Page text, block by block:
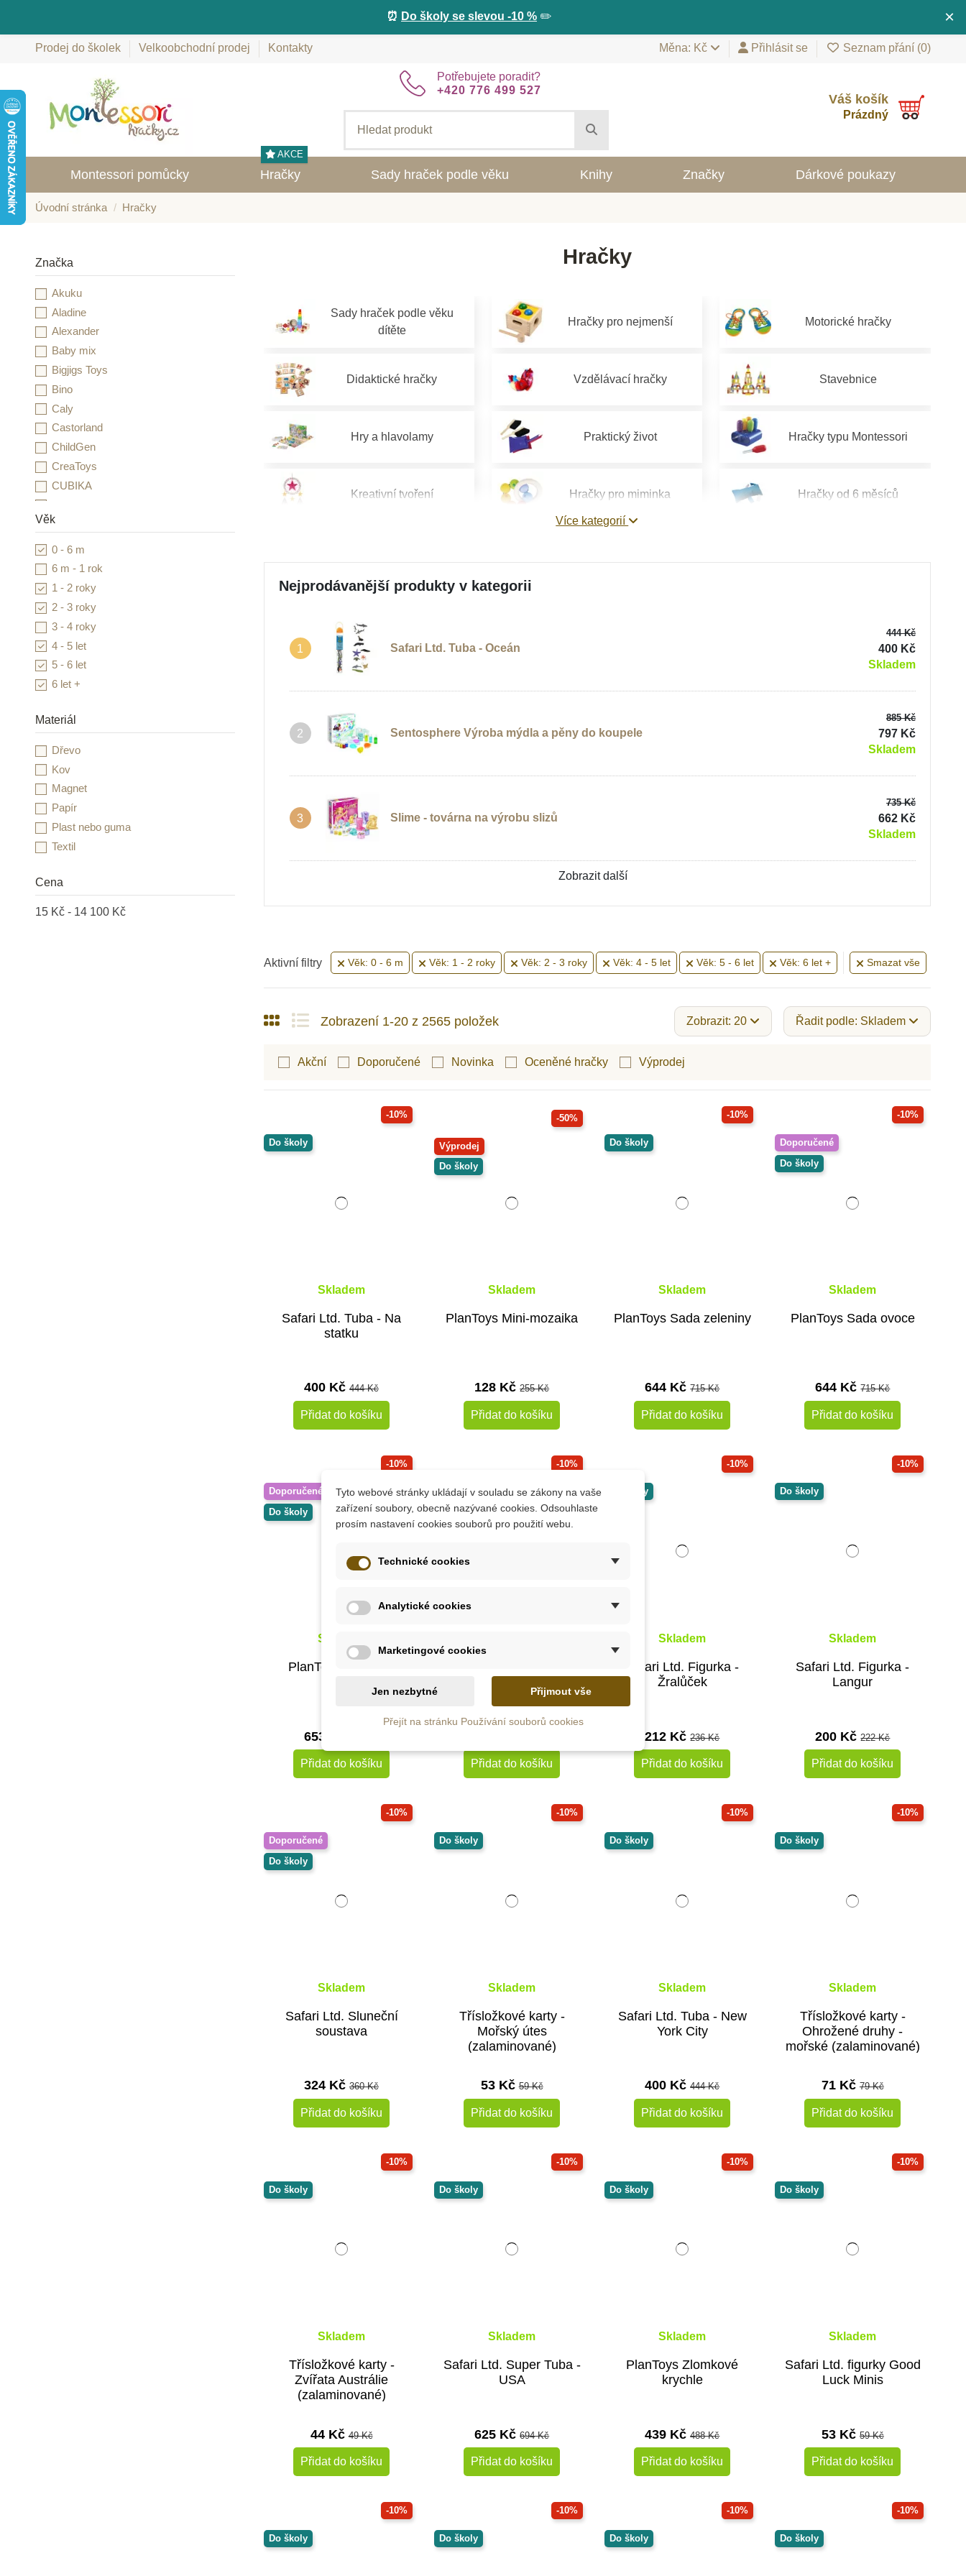
×
⏰ Do školy se slevou -10 % ✏️
Prodej do školek Velkoobchodní prodej Kontakty Měna: Kč Přihlásit se Seznam přání (0)
Potřebujete poradit?
+420 776 499 527
Váš košík
Prázdný
Montessori pomůcky Hračky
AKCE
Sady hraček podle věku Knihy Značky Dárkové poukazy
Úvodní stránka Hračky
Hračky
Sady hraček podle věku
dítěte
Hračky pro nejmenší Motorické hračky
Didaktické hračky Vzdělávací hračky Stavebnice
Hry a hlavolamy Praktický život Hračky typu Montessori
Kreativní tvoření Hračky pro miminka Hračky od 6 měsíců
Více kategorií
Nejprodávanější produkty v kategorii
1 Safari Ltd. Tuba - Oceán
444 Kč
400 Kč
Skladem
2 Sentosphere Výroba mýdla a pěny do koupele
885 Kč
797 Kč
Skladem
3 Slime - továrna na výrobu slizů
735 Kč
662 Kč
Skladem
Zobrazit další
Aktivní filtry Věk: 0 - 6 m Věk: 1 - 2 roky Věk: 2 - 3 roky Věk: 4 - 5 let Věk: 5 - 6 let Věk: 6 let + Smazat vše
Zobrazení 1-20 z 2565 položek Zobrazit: 20 Řadit podle: Skladem
Akční Doporučené Novinka Oceněné hračky Výprodej
-10%
Do školy
Skladem
Safari Ltd. Tuba - Na
statku
400 Kč444 Kč
Přidat do košíku
-50%
Výprodej
Do školy
Skladem
PlanToys Mini-mozaika
128 Kč255 Kč
Přidat do košíku
-10%
Do školy
Skladem
PlanToys Sada zeleniny
644 Kč715 Kč
Přidat do košíku
-10%
Doporučené
Do školy
Skladem
PlanToys Sada ovoce
644 Kč715 Kč
Přidat do košíku
-10%
Doporučené
Do školy
Skladem
PlanToys Pexeso -
653 Kč
Přidat do košíku
-10%
Do školy
Přidat do košíku
-10%
Do školy
Skladem
Safari Ltd. Figurka -
Žralůček
212 Kč236 Kč
Přidat do košíku
-10%
Do školy
Skladem
Safari Ltd. Figurka -
Langur
200 Kč222 Kč
Přidat do košíku
-10%
Doporučené
Do školy
Skladem
Safari Ltd. Sluneční
soustava
324 Kč360 Kč
Přidat do košíku
-10%
Do školy
Skladem
Třísložkové karty -
Mořský útes
(zalaminované)
53 Kč59 Kč
Přidat do košíku
-10%
Do školy
Skladem
Safari Ltd. Tuba - New
York City
400 Kč444 Kč
Přidat do košíku
-10%
Do školy
Skladem
Třísložkové karty -
Ohrožené druhy -
mořské (zalaminované)
71 Kč 79 Kč
Přidat do košíku
-10%
Do školy
Skladem
Třísložkové karty -
Zvířata Austrálie
(zalaminované)
44 Kč49 Kč
Přidat do košíku
-10%
Do školy
Skladem
Safari Ltd. Super Tuba -
USA
625 Kč694 Kč
Přidat do košíku
-10%
Do školy
Skladem
PlanToys Zlomkové
krychle
439 Kč488 Kč
Přidat do košíku
-10%
Do školy
Skladem
Safari Ltd. figurky Good
Luck Minis
53 Kč 59 Kč
Přidat do košíku
-10%
Do školy
-10%
Do školy
-10%
Do školy
-10%
Do školy
Značka
Akuku
Aladine
Alexander
Baby mix
Bigjigs Toys
Bino
Caly
Castorland
ChildGen
CreaToys
CUBIKA
Djeco
Duhová kočka
Dvě děti
Educo
Esence
Essdee
Folia
Goki
Grafix
HOLZTIGER
Infantino
INFOA
Janod
JIRI MODELS a.s.
Kidedu
Kid O
Learning Resources
Little Dutch
Lucy & Leo
Věk
0 - 6 m
6 m - 1 rok
1 - 2 roky
2 - 3 roky
3 - 4 roky
4 - 5 let
5 - 6 let
6 let +
Materiál
Dřevo
Kov
Magnet
Papír
Plast nebo guma
Textil
Cena
15 Kč - 14 100 Kč
Tyto webové stránky ukládají v souladu se zákony na vaše
zařízení soubory, obecně nazývané cookies. Odsouhlaste
prosím nastavení cookies souborů pro použití webu.
Technické cookies
Analytické cookies
Marketingové cookies
Jen nezbytné Přijmout vše
Přejít na stránku Používání souborů cookies